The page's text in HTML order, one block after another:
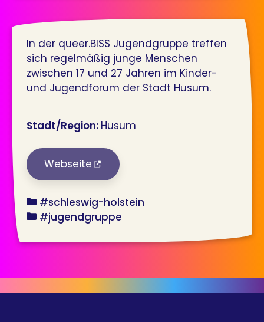
In der queer.BISS Jugendgruppe treffen
sich regelmäßig junge Menschen
zwischen 17 und 27 Jahren im Kinder-
und Jugendforum der Stadt Husum.
Stadt/Region: Husum
Webseite
bundesland
#schleswig-holstein
angebot
#jugendgruppe